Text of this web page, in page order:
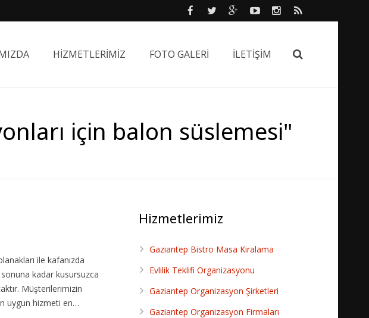
HİZMETLERİMİZ FOTO GALERİ İLETİŞİM
için balon süslemesi"
ile kafanızda
kadar kusursuzca
Müşterilerimizin
uygun hizmeti en…
Hizmetlerimiz
Gaziantep Bistro Masa Kiralama
Evlilik Teklifi Organizasyonu
Gaziantep Organizasyon Şirketleri
Gaziantep Organizasyon Firmaları